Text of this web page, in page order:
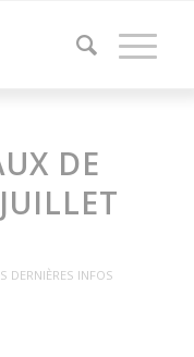
DE
DERNIÈRES INFOS